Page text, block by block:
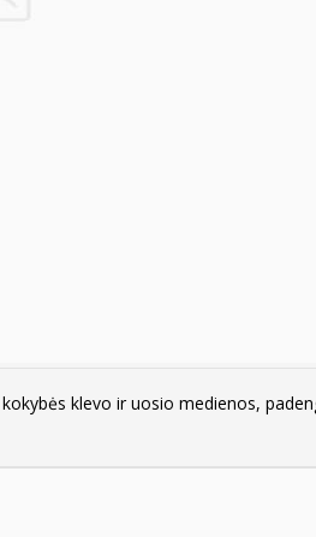
klevo ir uosio medienos,